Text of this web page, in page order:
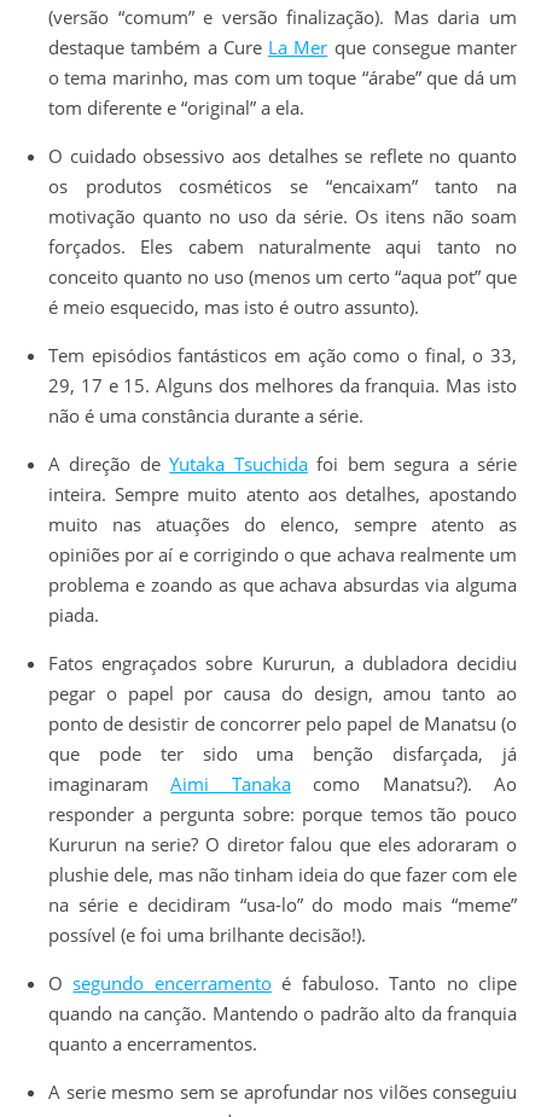
(versão “comum” e versão finalização). Mas daria um
destaque também a Cure La Mer que consegue manter
o tema marinho, mas com um toque “árabe” que dá um
tom diferente e “original” a ela.
O cuidado obsessivo aos detalhes se reflete no quanto
os produtos cosméticos se “encaixam” tanto na
motivação quanto no uso da série. Os itens não soam
forçados. Eles cabem naturalmente aqui tanto no
conceito quanto no uso (menos um certo “aqua pot” que
é meio esquecido, mas isto é outro assunto).
Tem episódios fantásticos em ação como o final, o 33,
29, 17 e 15. Alguns dos melhores da franquia. Mas isto
não é uma constância durante a série.
A direção deYutaka Tsuchidafoi bem segura a série
inteira. Sempre muito atento aos detalhes, apostando
muito nas atuações do elenco, sempre atento as
opiniões por aí e corrigindo o que achava realmente um
problema e zoando as que achava absurdas via alguma
piada.
Fatos engraçados sobre Kururun, a dubladora decidiu
pegar o papel por causa do design, amou tanto ao
ponto de desistir de concorrer pelo papel de Manatsu (o
que pode ter sido uma benção disfarçada, já
imaginaramAimi Tanakacomo Manatsu?). Ao
responder a pergunta sobre: porque temos tão pouco
Kururun na serie? O diretor falou que eles adoraram o
plushie dele, mas não tinham ideia do que fazer com ele
na série e decidiram “usa-lo” do modo mais “meme”
possível (e foi uma brilhante decisão!).
Osegundo encerramentoé fabuloso. Tanto no clipe
quando na canção. Mantendo o padrão alto da franquia
quanto a encerramentos.
A serie mesmo sem se aprofundar nos vilões conseguiu